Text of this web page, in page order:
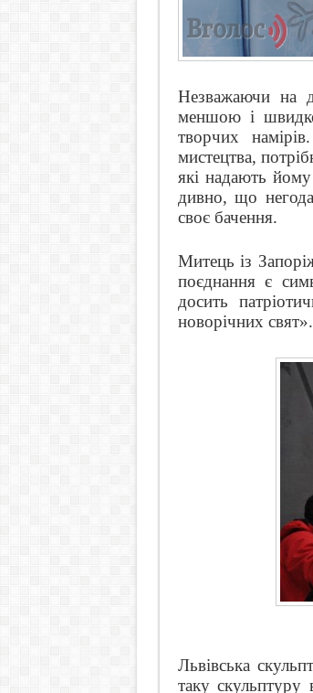
Незважаючи на
меншою і
творчих
мистецтва,
які надають
дивно, що
своє бачення.
Митець із
поєднання є
досить
новорічних свят».
Львівська
таку